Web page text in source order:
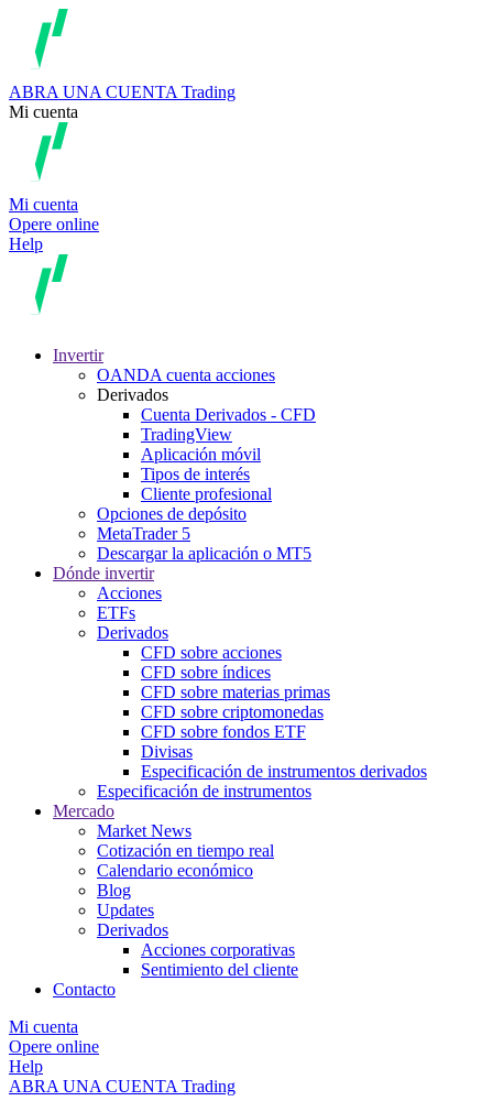
ABRA UNA CUENTA Trading
Mi cuenta
Mi cuenta
Opere online
Help
Invertir
OANDA cuenta acciones
Derivados
Cuenta Derivados - CFD
TradingView
Aplicación móvil
Tipos de interés
Cliente profesional
Opciones de depósito
MetaTrader 5
Descargar la aplicación o MT5
Dónde invertir
Acciones
ETFs
Derivados
CFD sobre acciones
CFD sobre índices
CFD sobre materias primas
CFD sobre criptomonedas
CFD sobre fondos ETF
Divisas
Especificación de instrumentos derivados
Especificación de instrumentos
Mercado
Market News
Cotización en tiempo real
Calendario económico
Blog
Updates
Derivados
Acciones corporativas
Sentimiento del cliente
Contacto
Mi cuenta
Opere online
Help
ABRA UNA CUENTA Trading